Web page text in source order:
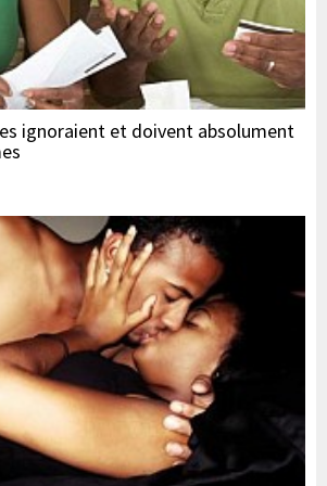
ignoraient et doivent absolument